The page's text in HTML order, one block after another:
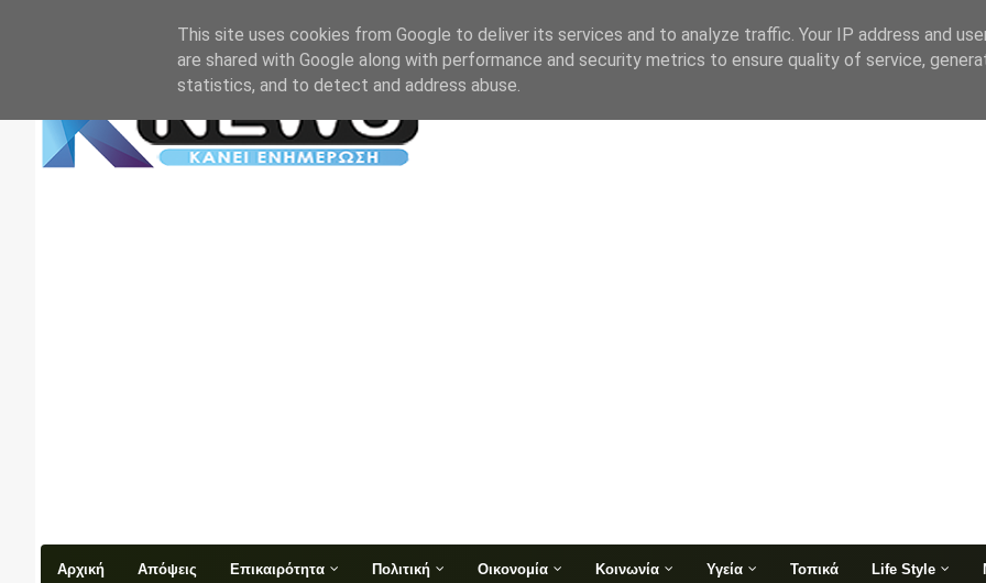
Αρχική Απόψεις Επικαιρότητα Πολιτική Οικονομία Κοινωνία Υγεία Τοπικά Life Style
This site uses cookies from Google to deliver its services and to analyze traffic. Your IP address and
are shared with Google along with performance and security metrics to ensure quality of service,
statistics, and to detect and address abuse.